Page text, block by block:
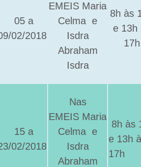
05 a
02/2018
EMEIS Maria
Celma e
Isdra
Abraham
Isdra
8h às
e 13h
17h
15 a
02/2018
Nas
EMEIS Maria
Celma e
Isdra
Abraham
8h às
e 13h
17h